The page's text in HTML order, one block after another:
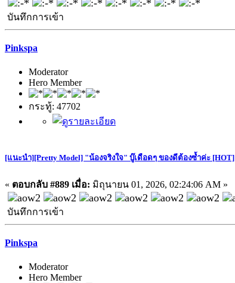
บันทึกการเข้า
Pinkspa
Moderator
Hero Member
กระทู้: 47702
[แนะนำ][Pretty Model] "น้องจริงใจ" บู๊เดือดๆ ของดีต้องซ้ำค่ะ [HOT]
« ตอบกลับ #889 เมื่อ: มิถุนายน 01, 2026, 02:24:06 AM »
บันทึกการเข้า
Pinkspa
Moderator
Hero Member